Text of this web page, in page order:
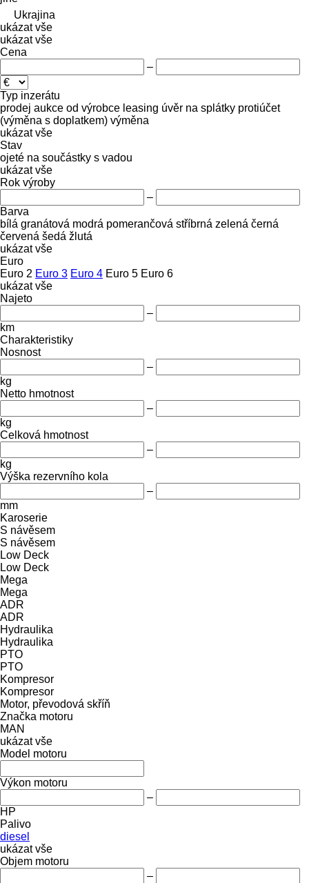
Ukrajina
ukázat vše
ukázat vše
Cena
–
Typ inzerátu
prodej aukce od výrobce leasing úvěr na splátky protiúčet
(výměna s doplatkem) výměna
ukázat vše
Stav
ojeté na součástky s vadou
ukázat vše
Rok výroby
–
Barva
bílá granátová modrá pomerančová stříbrná zelená černá
červená šedá žlutá
ukázat vše
Euro
Euro 2 Euro 3 Euro 4 Euro 5 Euro 6
ukázat vše
Najeto
–
km
Charakteristiky
Nosnost
–
kg
Netto hmotnost
–
kg
Celková hmotnost
–
kg
Výška rezervního kola
–
mm
Karoserie
S návěsem
S návěsem
Low Deck
Low Deck
Mega
Mega
ADR
ADR
Hydraulika
Hydraulika
PTO
PTO
Kompresor
Kompresor
Motor, převodová skříň
Značka motoru
MAN
ukázat vše
Model motoru
Výkon motoru
–
HP
Palivo
diesel
ukázat vše
Objem motoru
–